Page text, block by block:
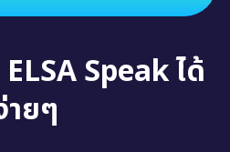
Speak ได้
ายๆ